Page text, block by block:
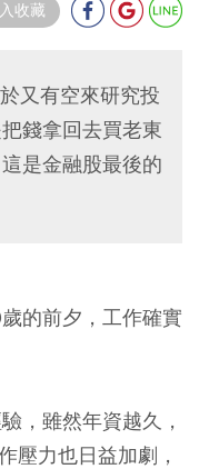
收藏
又有空來研究投
錢拿回去買老東
是金融股最後的
的前夕，工作確實
，雖然年資越久，
壓力也日益加劇，